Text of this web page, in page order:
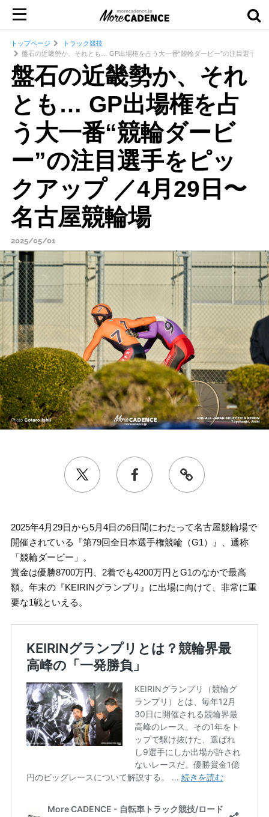
トップページ
トラック競技
盤石の近畿勢か、それとも… GP出場権を占う大一番“競輪ダービー”の注目選手を
盤石の近畿勢か、それ
とも… GP出場権を占
う大一番“競輪ダービ
ー”の注目選手をピッ
クアップ ／4月29日〜
名古屋競輪場
2025/05/01
2025年4月29日から5月4日の6日間にわたって名古屋競輪場で
開催されている『第79回全日本選手権競輪（G1）』、通称
「競輪ダービー」。
賞金は優勝8700万円、2着でも4200万円とG1のなかで最高
額。年末の『KEIRINグランプリ』に出場に向けて、非常に重
要な1戦といえる。